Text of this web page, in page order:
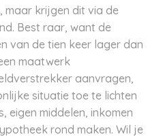
maar krijgen dit via de
Best raar, want de
van de tien keer lager dan
maatwerk
aanvragen,
situatie toe te lichten
eigen middelen, inkomen
rond maken. Wil je